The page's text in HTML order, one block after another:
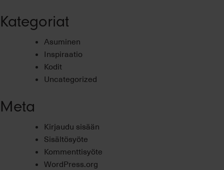
Kategoriat
Asuminen
Inspiraatio
Kodit
Uncategorized
Meta
Kirjaudu sisään
Sisältösyöte
Kommenttisyöte
WordPress.org